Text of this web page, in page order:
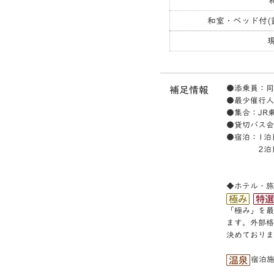
和室・ベッド付
補足情報
●添乗員：
●最少催行
●集合：JR
●貸切バス
●宿泊：1泊
2泊目
◆ホテル・
「極み」を
ます。外部
決めており
宿泊